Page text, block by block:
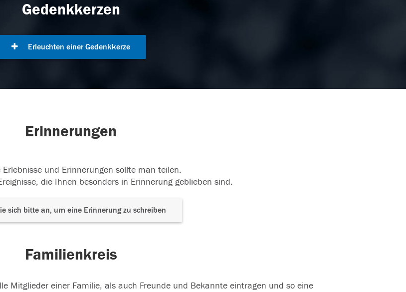
Gedenkkerzen
Erleuchten einer Gedenkkerze
Erinnerungen
Erlebnisse und Erinnerungen sollte man teilen.
die Ihnen besonders in Erinnerung geblieben sind.
sich bitte an, um eine Erinnerung zu schreiben
Familienkreis
Mitglieder einer Familie, als auch Freunde und Bekannte eintragen und so eine